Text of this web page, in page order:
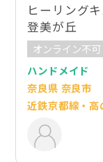
ヒーリング
登美が丘
オンライン不可
ハンドメイド
奈良県 奈良市
近鉄京都線・高